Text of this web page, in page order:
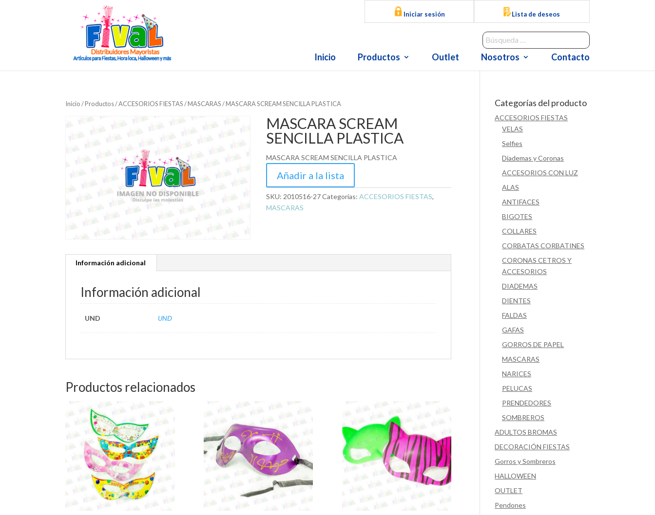
Iniciar sesión Lista de deseos
Inicio Productos Outlet Nosotros Contacto
Inicio/Productos/ACCESORIOS FIESTAS/MASCARAS/ MASCARA SCREAM SENCILLA PLASTICA
MASCARA SCREAM
SENCILLA PLASTICA
MASCARA SCREAM SENCILLA PLASTICA
Añadir a la lista
SKU: 2010516-27Categorías:ACCESORIOS FIESTAS,
MASCARAS
Información adicional
Información adicional
UND UND
Productos relacionados
Categorías del producto
ACCESORIOS FIESTAS
VELAS
Selfies
Diademas y Coronas
ACCESORIOS CON LUZ
ALAS
ANTIFACES
BIGOTES
COLLARES
CORBATAS CORBATINES
CORONAS CETROS Y
ACCESORIOS
DIADEMAS
DIENTES
FALDAS
GAFAS
GORROS DE PAPEL
MASCARAS
NARICES
PELUCAS
PRENDEDORES
SOMBREROS
ADULTOS BROMAS
DECORACIÓN FIESTAS
Gorros y Sombreros
HALLOWEEN
OUTLET
Pendones